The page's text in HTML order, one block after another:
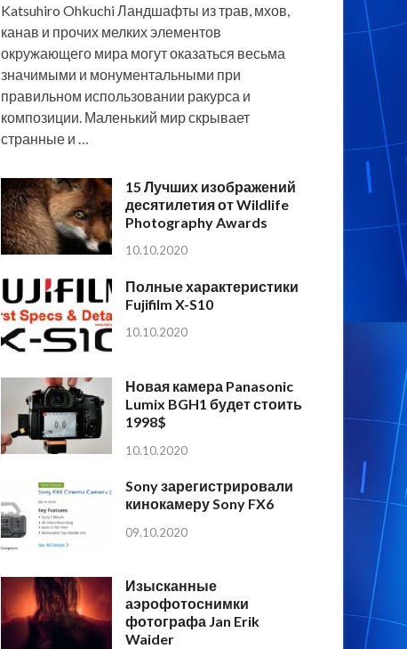
Katsuhiro Ohkuchi Ландшафты из трав, мхов,
канав и прочих мелких элементов
окружающего мира могут оказаться весьма
значимыми и монументальными при
правильном использовании ракурса и
композиции. Маленький мир скрывает
странные и …
15 Лучших изображений
десятилетия от Wildlife
Photography Awards
10.10.2020
Полные характеристики
Fujifilm X-S10
10.10.2020
Новая камера Panasonic
Lumix BGH1 будет стоить
1998$
10.10.2020
Sony зарегистрировали
кинокамеру Sony FX6
09.10.2020
Изысканные
аэрофотоснимки
фотографа Jan Erik
Waider